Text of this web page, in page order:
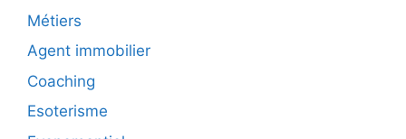
Métiers
Agent immobilier
Coaching
Esoterisme